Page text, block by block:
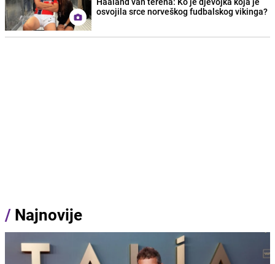
osvojila srce norveškog fudbalskog vikinga?
/ Najnovije